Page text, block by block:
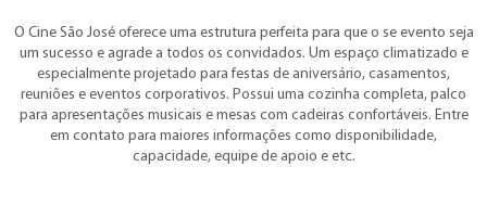
O Cine São José oferece uma estrutura perfeita para que o se evento seja
um sucesso e agrade a todos os convidados. Um espaço climatizado e
especialmente projetado para festas de aniversário, casamentos,
reuniões e eventos corporativos. Possui uma cozinha completa, palco
para apresentações musicais e mesas com cadeiras confortáveis. Entre
em contato para maiores informações como disponibilidade,
capacidade, equipe de apoio e etc.